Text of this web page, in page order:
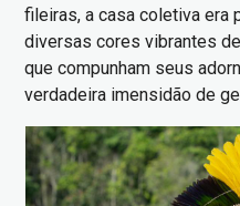
fileiras, a casa coletiva era
diversas cores vibrantes
que compunham seus
verdadeira imensidão de
Imagem